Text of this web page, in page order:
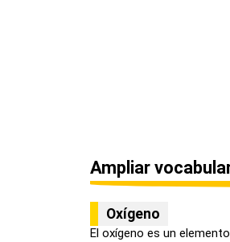
Ampliar
Oxígeno
El oxígeno es un